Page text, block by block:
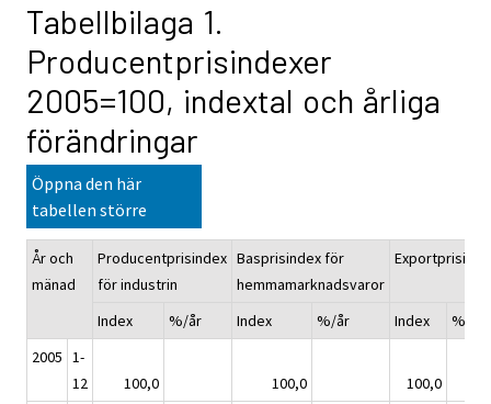
Tabellbilaga 1.
Producentprisindexer
2005=100, indextal och årliga
förändringar
Öppna den här
tabellen större
År och
mänad
Producentprisindex
för industrin
Basprisindex för
hemmamarknadsvaror
Index %/år Index %/år Index
%/år
2005 1-
12
100,0 100,0
100,0